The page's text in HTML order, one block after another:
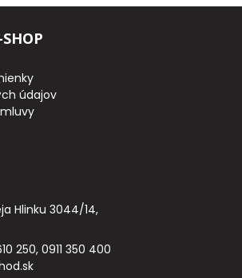
údajov
Hlinku 3044/14,
250, 0911 350 400
A BOLOGNESOVÉ PRÚTY
PRÚTY
K PRÚTOM